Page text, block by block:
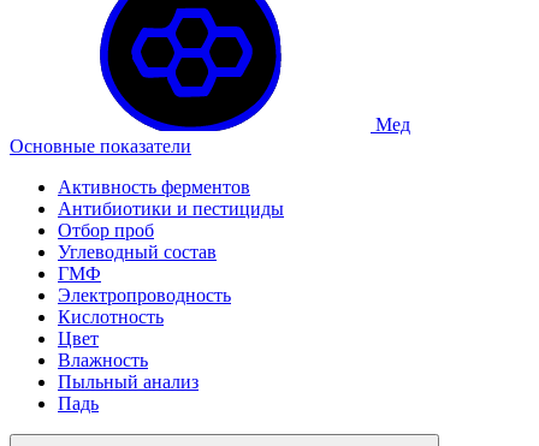
Мед
Основные показатели
Активность ферментов
Антибиотики и пестициды
Отбор проб
Углеводный состав
ГМФ
Электропроводность
Кислотность
Цвет
Влажность
Пыльный анализ
Падь